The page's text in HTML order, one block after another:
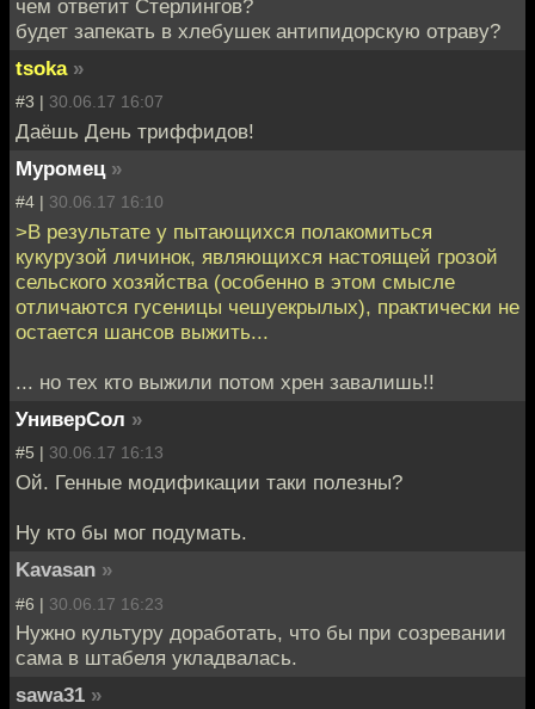
чем ответит Стерлингов?
будет запекать в хлебушек антипидорскую отраву?
tsoka »
#3 | 30.06.17 16:07
Даёшь День триффидов!
Муромец »
#4 | 30.06.17 16:10
>В результате у пытающихся полакомиться
кукурузой личинок, являющихся настоящей грозой
сельского хозяйства (особенно в этом смысле
отличаются гусеницы чешуекрылых), практически не
остается шансов выжить...
... но тех кто выжили потом хрен завалишь!!
УниверСол »
#5 | 30.06.17 16:13
Ой. Генные модификации таки полезны?
Ну кто бы мог подумать.
Kavasan »
#6 | 30.06.17 16:23
Нужно культуру доработать, что бы при созревании
сама в штабеля укладвалась.
sawa31 »